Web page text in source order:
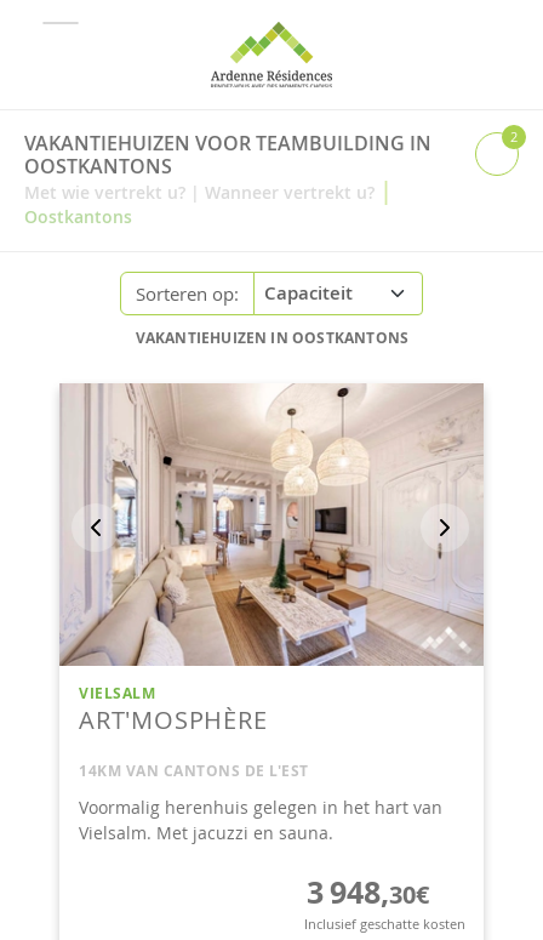
VAKANTIEHUIZEN VOOR TEAMBUILDING IN
OOSTKANTONS
Met wie vertrekt u? | Wanneer vertrekt u? |
Oostkantons
2
Sorteren op:
VAKANTIEHUIZEN IN OOSTKANTONS